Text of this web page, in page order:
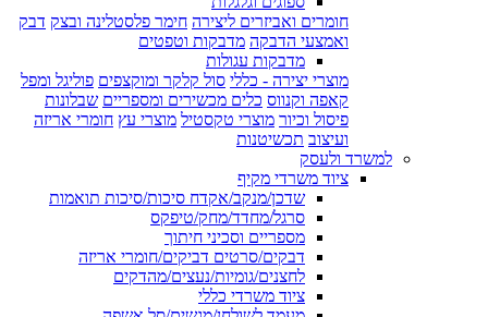
חומרים ואביזרים ליצירה חימר פלסטלינה ובצק דבק
ואמצעי הדבקה מדבקות וטפטים
מדבקות עגולות
מוצרי יצירה - כללי סול קלקר ומוקצפים פוליגל ומפל
קאפה וקנווס כלים מכשירים ומספריים שבלונות
פיסול וכיור מוצרי טקסטיל מוצרי עץ חומרי אריזה
ועיצוב תכשיטנות
למשרד ולעסק
ציוד משרדי מקיף
שדכן/מנקב/אקדח סיכות/סיכות תואמות
סרגל/מחדד/מחק/טיפקס
מספריים וסכיני חיתוך
דבקים/סרטים דביקים/חומרי אריזה
לחצנים/גומיות/נעצים/מהדקים
ציוד משרדי כללי